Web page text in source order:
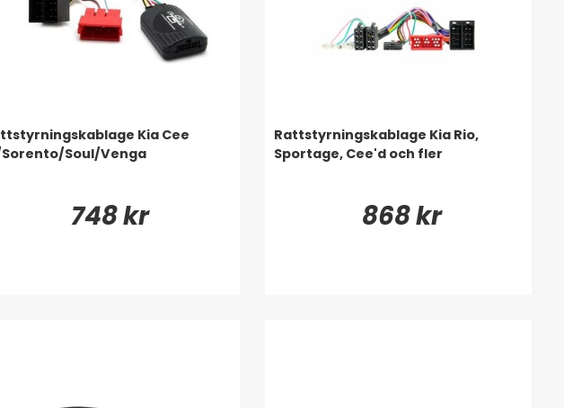
Kia Cee
Sorento/Soul/Venga
748 kr
Rattstyrningskablage Kia Rio,
Sportage, Cee'd och fler
868 kr